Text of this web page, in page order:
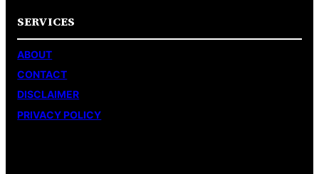
SERVICES
ABOUT
CONTACT
DISCLAIMER
PRIVACY POLICY